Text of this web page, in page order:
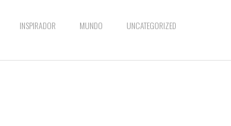
INSPIRADOR MUNDO UNCATEGORIZED